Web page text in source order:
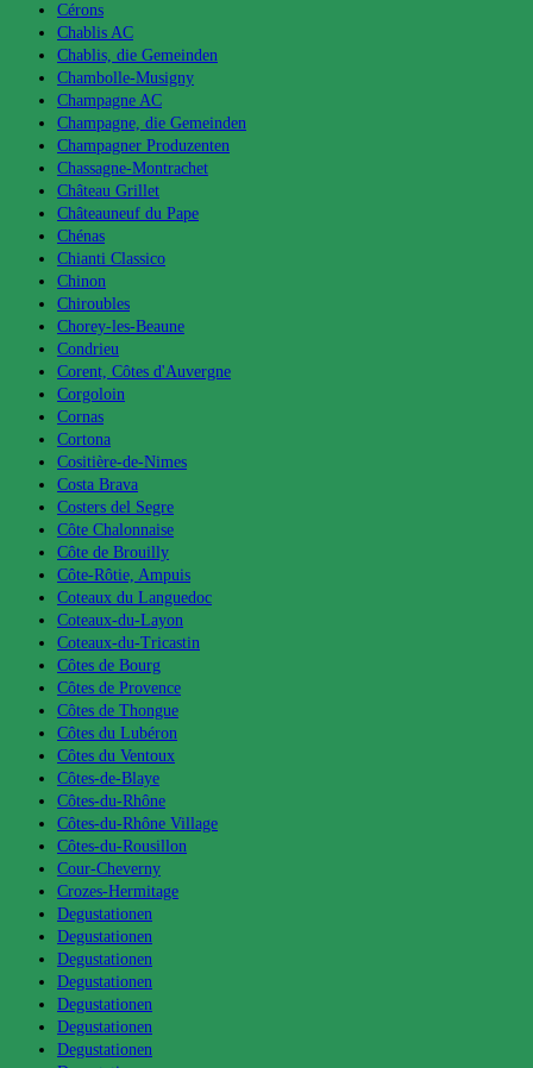
Cérons
Chablis AC
Chablis, die Gemeinden
Chambolle-Musigny
Champagne AC
Champagne, die Gemeinden
Champagner Produzenten
Chassagne-Montrachet
Château Grillet
Châteauneuf du Pape
Chénas
Chianti Classico
Chinon
Chiroubles
Chorey-les-Beaune
Condrieu
Corent, Côtes d'Auvergne
Corgoloin
Cornas
Cortona
Cositière-de-Nimes
Costa Brava
Costers del Segre
Côte Chalonnaise
Côte de Brouilly
Côte-Rôtie, Ampuis
Coteaux du Languedoc
Coteaux-du-Layon
Coteaux-du-Tricastin
Côtes de Bourg
Côtes de Provence
Côtes de Thongue
Côtes du Lubéron
Côtes du Ventoux
Côtes-de-Blaye
Côtes-du-Rhône
Côtes-du-Rhône Village
Côtes-du-Rousillon
Cour-Cheverny
Crozes-Hermitage
Degustationen
Degustationen
Degustationen
Degustationen
Degustationen
Degustationen
Degustationen